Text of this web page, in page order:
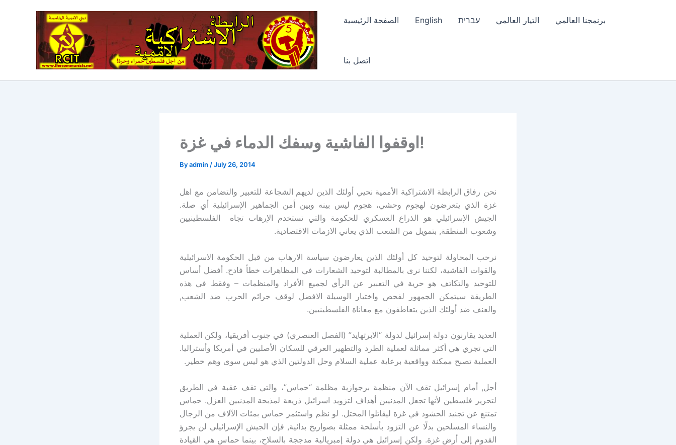
الصفحة الرئيسية English עברית التيار العالمي برنمجنا العالمي
اتصل بنا
اوقفوا الفاشية وسفك الدماء في غزة!
Byadmin /July 26, 2014
نحن رفاق الرابطة الاشتراكية الأممية نحيي أولئك الذين لديهم الشجاعة للتعبير والتضامن مع اهل
غزة الذي يتعرضون لهجوم وحشي، هجوم ليس بينه وبين أمن الجماهير الإسرائيلية أي صلة.
الجيش الإسرائيلي هو الذراع العسكري للحكومة والتي تستخدم الإرهاب تجاه الفلسطينيين
وشعوب المنطقة, بتمويل من الشعب الذي يعاني الازمات الاقتصادية.
نرحب المحاولة لتوحيد كل أولئك الذين يعارضون سياسة الارهاب من قبل الحكومة الاسرائيلية
والقوات الفاشية، لكننا نرى بالمطالبة لتوحيد الشعارات في المظاهرات خطأ فادح. أفضل أساس
للتوحيد والتكاتف هو حرية في التعبير عن الرأي لجميع الأفراد والمنظمات – وفقط في هذه
الطريقة سيتمكن الجمهور لفحص واختيار الوسيلة الافضل لوقف جرائم الحرب ضد الشعب,
والعنف ضد أولئك الذين يتعاطفون مع معاناة الفلسطينيين.
العديد يقارنون دولة إسرائيل لدولة “الابرتهايد” (الفصل العنصري) في جنوب أفريقيا، ولكن العملية
التي تجري هي أكثر مماثلة لعملية الطرد والتطهير العرقي للسكان الأصليين في أمريكا وأستراليا.
العملية تصبح ممكنة وواقعية برعاية عملية السلام وحل الدولتين الذي هو ليس سوى وهم خطير.
أجل, أمام إسرائيل تقف الآن منظمة برجوازية مظلمة “حماس”، والتي تقف عقبة في الطريق
لتحرير فلسطين لأنها تجعل المدنيين أهداف لتزويد اسرائيل ذريعة لمذبحة المدنيين العزل. حماس
تمتنع عن تجنيد الحشود في غزة ليقاتلوا المحتل. لو نظم واستثمر حماس بمئات الآلاف من الرجال
والنساء المسلحين بدلًا عن التزود بأسلحة ممثلة بصواريخ بدائية, فإن الجيش الإسرائيلي لن يجرؤ
القدوم إلى أرض غزة. ولكن إسرائيل هي دولة إمبريالية مدججة بالسلاح، بينما حماس هي القيادة